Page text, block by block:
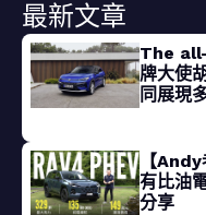
最新文章
The
牌大使
同展現
【
有比油
分享